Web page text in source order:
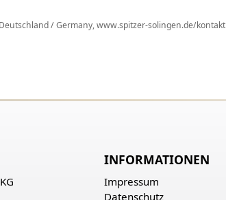
/ Germany, www.spitzer-solingen.de/kontakt
INFORMATIONEN
Impressum
Datenschutz